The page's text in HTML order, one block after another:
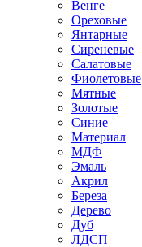
Венге
Ореховые
Янтарные
Сиреневые
Салатовые
Фиолетовые
Мятные
Золотые
Синие
Материал
МДФ
Эмаль
Акрил
Береза
Дерево
Дуб
ЛДСП